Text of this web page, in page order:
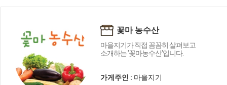
꽃마 농수산
마을지기가 직접 꼼꼼히 살펴보고
소개하는 '꽃마농수산'입니다.
가게주인 : 마을지기